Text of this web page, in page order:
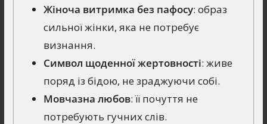
Жіноча витримка без пафосу: образ
сильної жінки, яка не потребує
визнання.
Символ щоденної жертовності: живе
поряд із бідою, не зраджуючи собі.
Мовчазна любов: її почуття не
потребують гучних слів.